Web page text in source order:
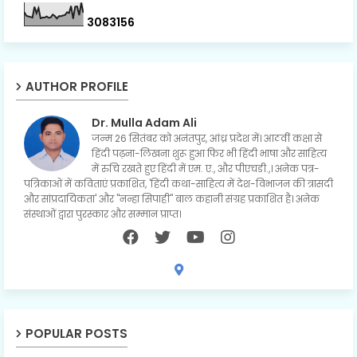
3083156
AUTHOR PROFILE
Dr. Mulla Adam Ali
जन्म 26 सितंबर को अनंतपुर, आंध्र प्रदेश में। आठवीं कक्षा से
हिंदी पढ़ना-लिखना शुरू हुआ फिर भी हिंदी भाषा और साहित्य
में रुचि रखते हुए हिंदी में एम. ए., और पीएचडी.,। अनेक पत्र-
पत्रिकाओं में कविताएं प्रकाशित, 'हिंदी कथा-साहित्य में देश-विभाजन की त्रासदी
और सांप्रदायिकता' और "नन्हा सिपाही" बाल कहानी संग्रह प्रकाशित है। अनेक
संस्थाओं द्वारा पुरस्कार और सम्मान प्राप्त।
POPULAR POSTS